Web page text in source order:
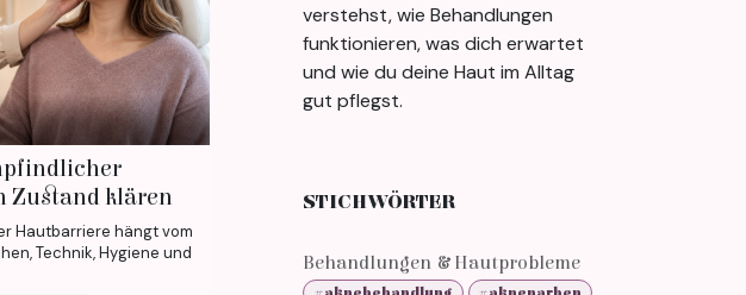
Zustand klären
Hautbarriere hängt vom
Technik, Hygiene und
verstehst, wie Behandlungen
funktionieren, was dich erwartet
und wie du deine Haut im Alltag
gut pflegst.
STICHWÖRTER
Behandlungen & Hautprobleme